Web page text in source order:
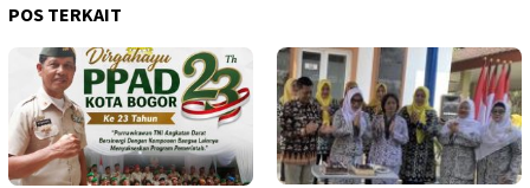
POS TERKAIT